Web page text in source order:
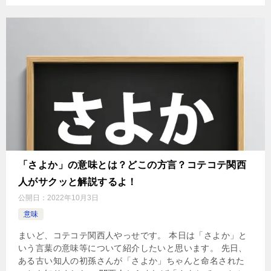
「さよか」の意味とは？どこの方言？コテコテ関西
人がサクッと解説するよ！
公開日： 2022年10月3日
意味
まいど、コテコテ関西人やっせです。 本日は「さよか」と
いう言葉の意味等について紹介したいと思います。 先日、
ある古い知人の初孫さんが「さよか」ちゃんと命名された